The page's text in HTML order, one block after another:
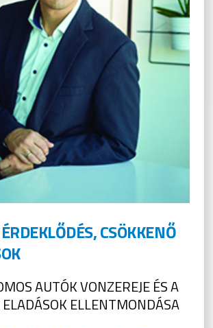
CSÖKKENŐ
AUTÓK VONZEREJE ÉS A
ELADÁSOK ELLENTMONDÁSA